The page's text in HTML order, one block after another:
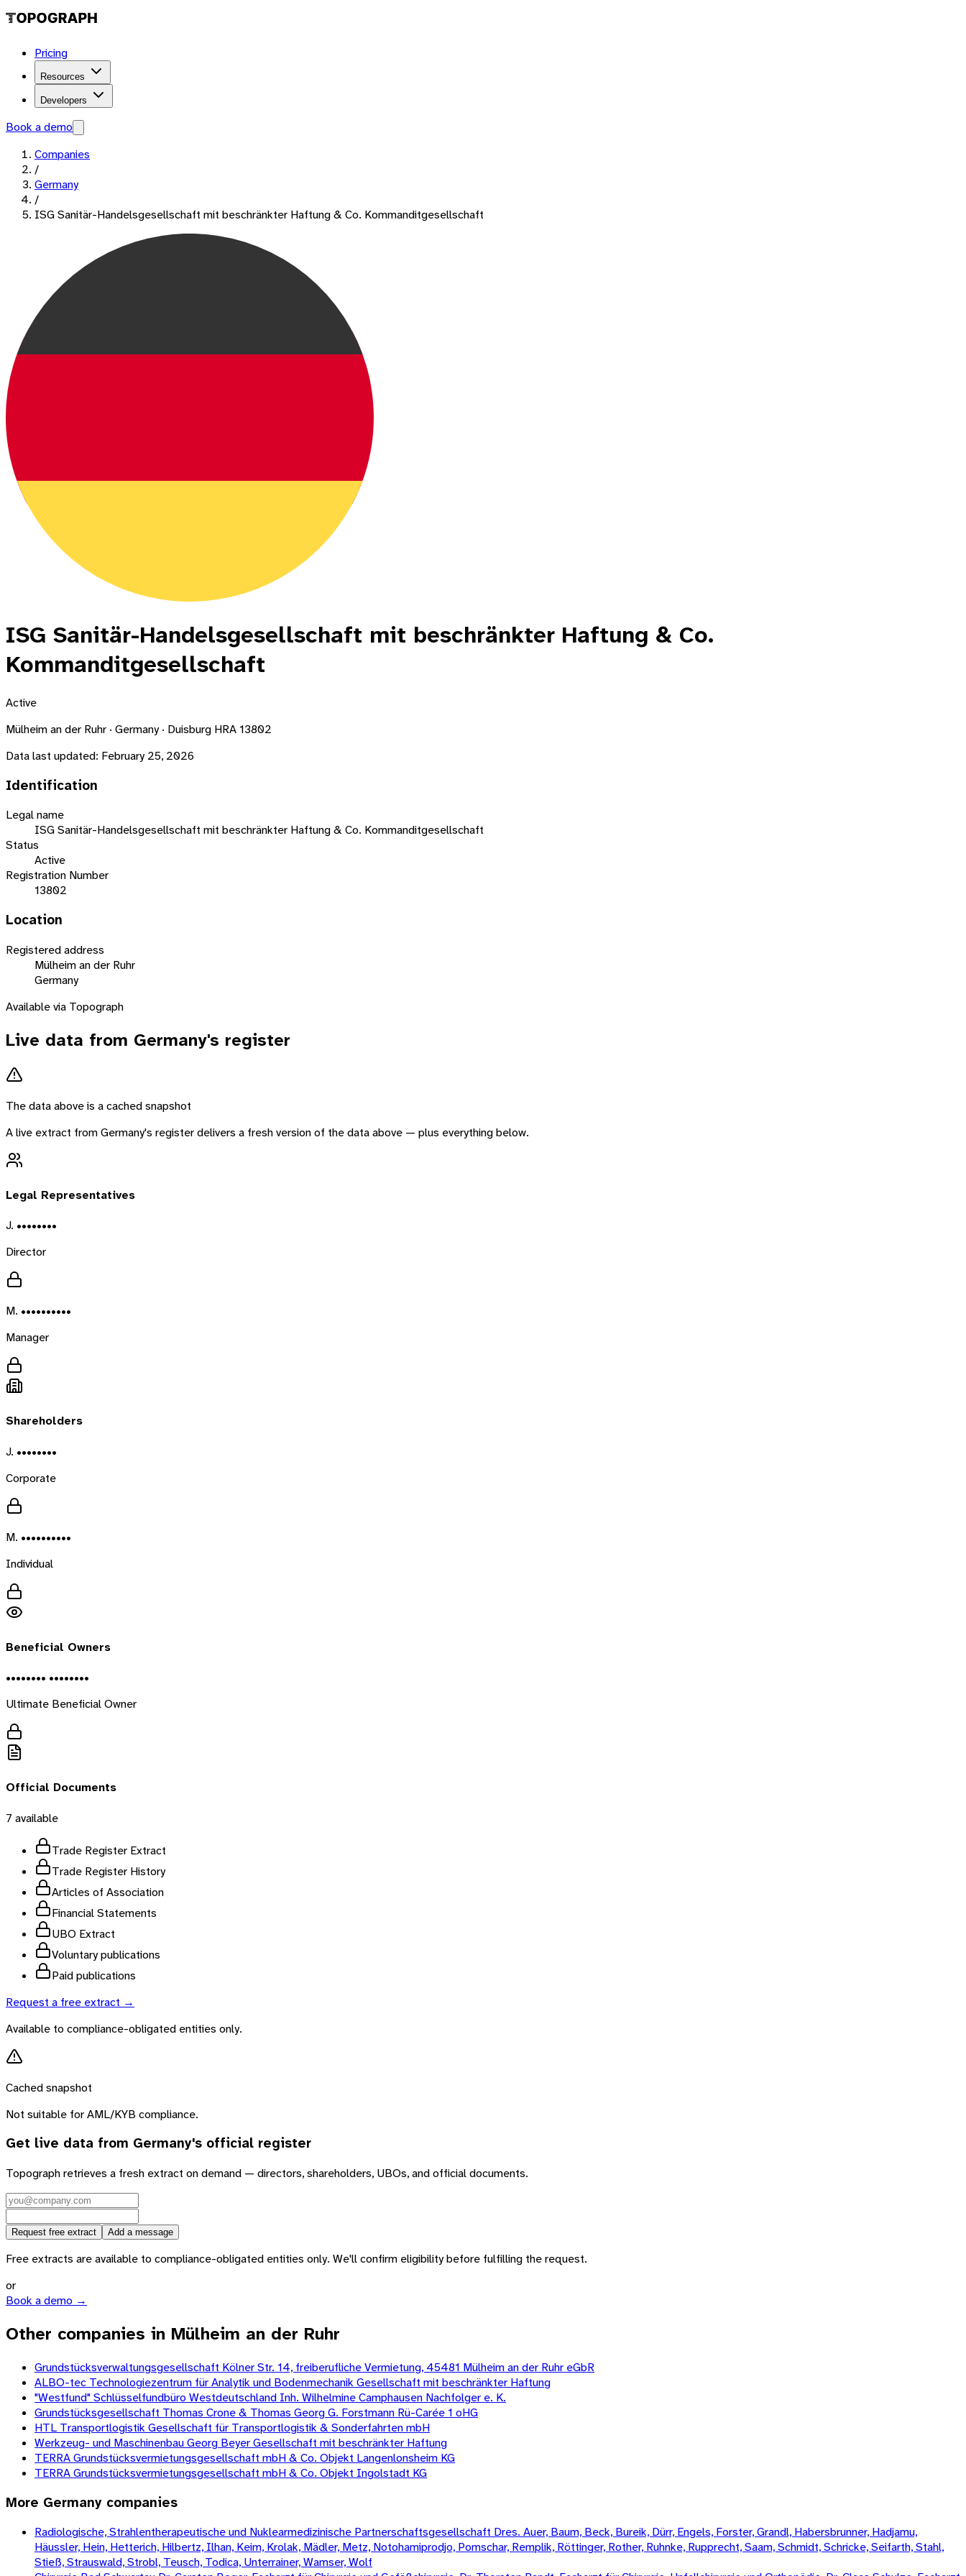
Pricing
Resources
Developers
Book a demo
Companies
/
Germany
/
ISG Sanitär-Handelsgesellschaft mit beschränkter Haftung & Co. Kommanditgesellschaft
ISG Sanitär-Handelsgesellschaft mit beschränkter Haftung & Co.
Kommanditgesellschaft
Active
Mülheim an der Ruhr · Germany · Duisburg HRA 13802
Data last updated: February 25, 2026
Identification
Legal name
ISG Sanitär-Handelsgesellschaft mit beschränkter Haftung & Co. Kommanditgesellschaft
Status
Active
Registration Number
13802
Location
Registered address
Mülheim an der Ruhr
Germany
Available via Topograph
Live data from Germany's register
The data above is a cached snapshot
A live extract fromGermany's register delivers a fresh version of the data above — plus everything below.
Legal Representatives
J. ••••••••
Director
M. ••••••••••
Manager
Shareholders
J. ••••••••
Corporate
M. ••••••••••
Individual
Beneficial Owners
•••••••• ••••••••
Ultimate Beneficial Owner
Official Documents
7 available
Trade Register Extract
Trade Register History
Articles of Association
Financial Statements
UBO Extract
Voluntary publications
Paid publications
Request a free extract →
Available to compliance-obligated entities only.
Cached snapshot
Not suitable for AML/KYB compliance.
Get live data from Germany's official register
Topograph retrieves a fresh extract on demand — directors, shareholders, UBOs, and official documents.
Request free extract Add a message
Free extracts are available to compliance-obligated entities only. We'll confirm eligibility before fulfilling the request.
or
Book a demo →
Other companies in Mülheim an der Ruhr
Grundstücksverwaltungsgesellschaft Kölner Str. 14, freiberufliche Vermietung, 45481 Mülheim an der Ruhr eGbR
ALBO-tec Technologiezentrum für Analytik und Bodenmechanik Gesellschaft mit beschränkter Haftung
"Westfund" Schlüsselfundbüro Westdeutschland Inh. Wilhelmine Camphausen Nachfolger e. K.
Grundstücksgesellschaft Thomas Crone & Thomas Georg G. Forstmann Rü-Carée 1 oHG
HTL Transportlogistik Gesellschaft für Transportlogistik & Sonderfahrten mbH
Werkzeug- und Maschinenbau Georg Beyer Gesellschaft mit beschränkter Haftung
TERRA Grundstücksvermietungsgesellschaft mbH & Co. Objekt Langenlonsheim KG
TERRA Grundstücksvermietungsgesellschaft mbH & Co. Objekt Ingolstadt KG
More Germany companies
Radiologische, Strahlentherapeutische und Nuklearmedizinische Partnerschaftsgesellschaft Dres. Auer, Baum, Beck, Bureik, Dürr, Engels, Forster, Grandl, Habersbrunner, Hadjamu,
Häussler, Hein, Hetterich, Hilbertz, Ilhan, Keim, Krolak, Mädler, Metz, Notohamiprodjo, Pomschar, Remplik, Röttinger, Rother, Ruhnke, Rupprecht, Saam, Schmidt, Schricke, Seifarth, Stahl,
Stieß, Strauswald, Strobl, Teusch, Todica, Unterrainer, Wamser, Wolf